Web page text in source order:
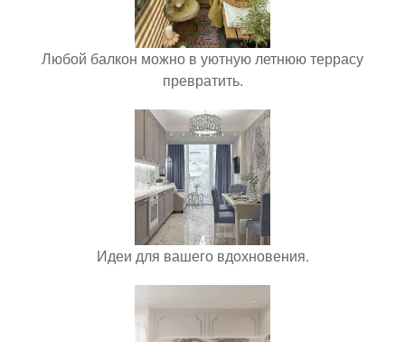
Любой балкон можно в уютную летнюю террасу
превратить.
Идеи для вашего вдохновения.